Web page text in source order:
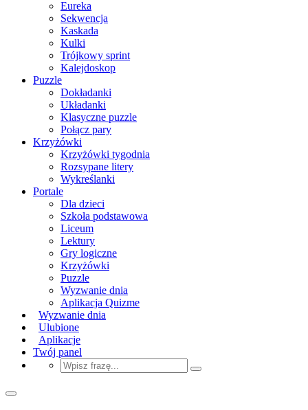
Eureka
Sekwencja
Kaskada
Kulki
Trójkowy sprint
Kalejdoskop
Puzzle
Dokładanki
Układanki
Klasyczne puzzle
Połącz pary
Krzyżówki
Krzyżówki tygodnia
Rozsypane litery
Wykreślanki
Portale
Dla dzieci
Szkoła podstawowa
Liceum
Lektury
Gry logiczne
Krzyżówki
Puzzle
Wyzwanie dnia
Aplikacja Quizme
Wyzwanie dnia
Ulubione
Aplikacje
Twój panel